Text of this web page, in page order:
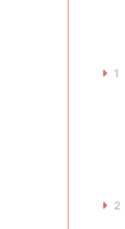
1
2